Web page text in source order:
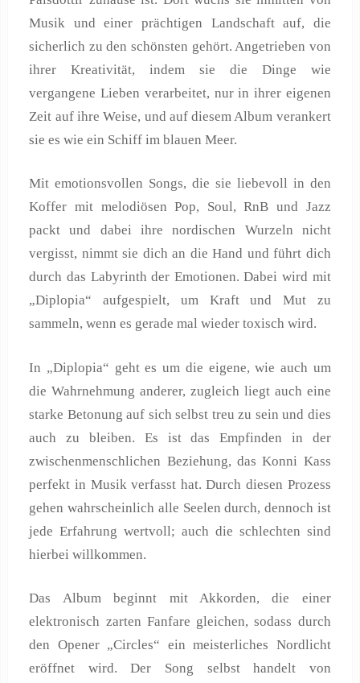
Musik und einer prächtigen Landschaft auf, die
sicherlich zu den schönsten gehört. Angetrieben von
ihrer Kreativität, indem sie die Dinge wie
vergangene Lieben verarbeitet, nur in ihrer eigenen
Zeit auf ihre Weise, und auf diesem Album verankert
sie es wie ein Schiff im blauen Meer.
Mit emotionsvollen Songs, die sie liebevoll in den
Koffer mit melodiösen Pop, Soul, RnB und Jazz
packt und dabei ihre nordischen Wurzeln nicht
vergisst, nimmt sie dich an die Hand und führt dich
durch das Labyrinth der Emotionen. Dabei wird mit
„Diplopia“ aufgespielt, um Kraft und Mut zu
sammeln, wenn es gerade mal wieder toxisch wird.
In „Diplopia“ geht es um die eigene, wie auch um
die Wahrnehmung anderer, zugleich liegt auch eine
starke Betonung auf sich selbst treu zu sein und dies
auch zu bleiben. Es ist das Empfinden in der
zwischenmenschlichen Beziehung, das Konni Kass
perfekt in Musik verfasst hat. Durch diesen Prozess
gehen wahrscheinlich alle Seelen durch, dennoch ist
jede Erfahrung wertvoll; auch die schlechten sind
hierbei willkommen.
Das Album beginnt mit Akkorden, die einer
elektronisch zarten Fanfare gleichen, sodass durch
den Opener „Circles“ ein meisterliches Nordlicht
eröffnet wird. Der Song selbst handelt von